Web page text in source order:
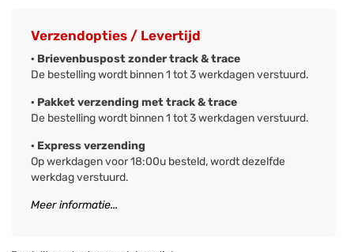
Verzendopties / Levertijd
· Brievenbuspost zonder track & trace
De bestelling wordt binnen 1 tot 3 werkdagen verstuurd.
· Pakket verzending met track & trace
De bestelling wordt binnen 1 tot 3 werkdagen verstuurd.
· Express verzending
Op werkdagen voor 18:00u besteld, wordt dezelfde
werkdag verstuurd.
Meer informatie...